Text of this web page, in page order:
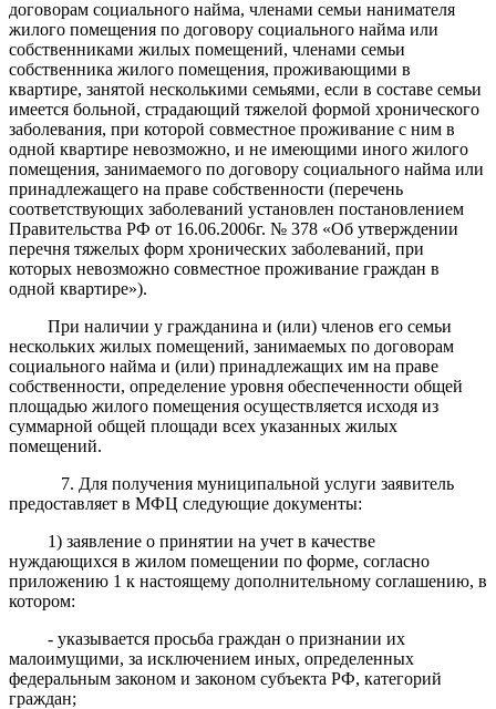
договорам социального найма, членами семьи нанимателя
жилого помещения по договору социального найма или
собственниками жилых помещений, членами семьи
собственника жилого помещения, проживающими в
квартире, занятой несколькими семьями, если в составе семьи
имеется больной, страдающий тяжелой формой хронического
заболевания, при которой совместное проживание с ним в
одной квартире невозможно, и не имеющими иного жилого
помещения, занимаемого по договору социального найма или
принадлежащего на праве собственности (перечень
соответствующих заболеваний установлен постановлением
Правительства РФ от 16.06.2006г. № 378 «Об утверждении
перечня тяжелых форм хронических заболеваний, при
которых невозможно совместное проживание граждан в
одной квартире»).
При наличии у гражданина и (или) членов его семьи
нескольких жилых помещений, занимаемых по договорам
социального найма и (или) принадлежащих им на праве
собственности, определение уровня обеспеченности общей
площадью жилого помещения осуществляется исходя из
суммарной общей площади всех указанных жилых
помещений.
7. Для получения муниципальной услуги заявитель
предоставляет в МФЦ следующие документы:
1) заявление о принятии на учет в качестве
нуждающихся в жилом помещении по форме, согласно
приложению 1 к настоящему дополнительному соглашению, в
котором:
- указывается просьба граждан о признании их
малоимущими, за исключением иных, определенных
федеральным законом и законом субъекта РФ, категорий
граждан;